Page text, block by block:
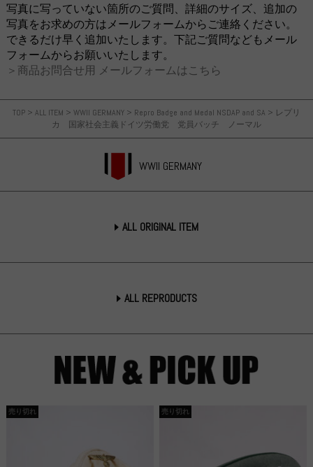
TOP > ALL ITEM > WWII GERMANY > Repro Badge and Medal NSDAP and SA > レプリ
カ 国家社会主義ドイツ労働党 党員バッチ ノーマル
WWII GERMANY
ALL ORIGINAL ITEM
ALL REPRODUCTS
写真に写っていない箇所のご質問、詳細のサイズ、追加の
写真をお求めの方はメールフォームからご連絡ください。
できるだけ早く追加いたします。下記ご質問などもメール
フォームからお願いいたします。
＞商品お問合せ用 メールフォームはこちら
売り切れ 売り切れ